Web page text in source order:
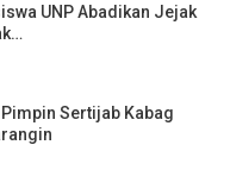
UNP Abadikan Jejak
Sertijab Kabag